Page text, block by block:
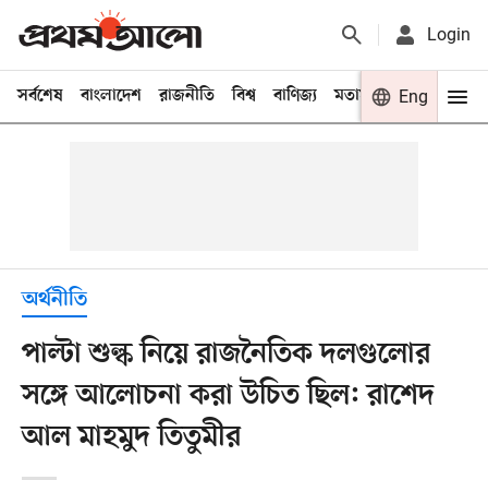
Login
সর্বশেষ বাংলাদেশ রাজনীতি বিশ্ব বাণিজ্য মতামত খেলা
Eng
অর্থনীতি
পাল্টা শুল্ক নিয়ে রাজনৈতিক দলগুলোর
সঙ্গে আলোচনা করা উচিত ছিল: রাশেদ
আল মাহমুদ তিতুমীর